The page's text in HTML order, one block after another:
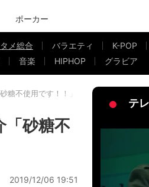
ポーカー
メ総合 バラエティ K-POP
音楽 HIPHOP グラビア
糖不使用です！！」
「砂糖不
2019/12/06 19:51
テ